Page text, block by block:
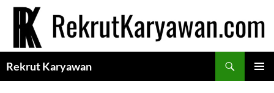
Langsung
Rekrut Karyawan